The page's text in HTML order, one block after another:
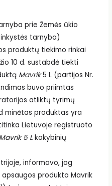
prie Žemės ūkio
tarnyba)
produktų tiekimo rinkai
10 d. sustabdė tiekti
Mavrik5 L (partijos Nr.
buvo priimtas
atliktų tyrimų
minėtas produktas yra
Lietuvoje registruoto
Mavrik 5 Lkokybinių
informavo, jog
produkto Mavrik